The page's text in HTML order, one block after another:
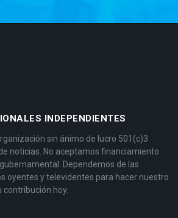
INDEPENDIENTES
sin ánimo de lucro 501(c)3
noticias. No aceptamos financiamiento
Dependemos de las
oyentes y televidentes para hacer nuestro
contribución hoy.